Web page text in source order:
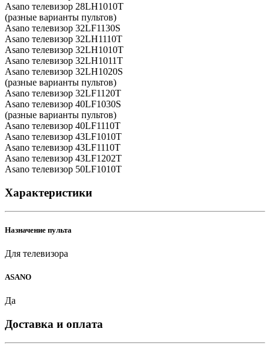
Asano телевизор 28LH1010T
(разные варианты пультов)
Asano телевизор 32LF1130S
Asano телевизор 32LH1110T
Asano телевизор 32LH1010T
Asano телевизор 32LH1011T
Asano телевизор 32LH1020S
(разные варианты пультов)
Asano телевизор 32LF1120T
Asano телевизор 40LF1030S
(разные варианты пультов)
Asano телевизор 40LF1110T
Asano телевизор 43LF1010T
Asano телевизор 43LF1110T
Asano телевизор 43LF1202T
Asano телевизор 50LF1010T
Характеристики
Назначение пульта
Для телевизора
ASANO
Да
Доставка и оплата